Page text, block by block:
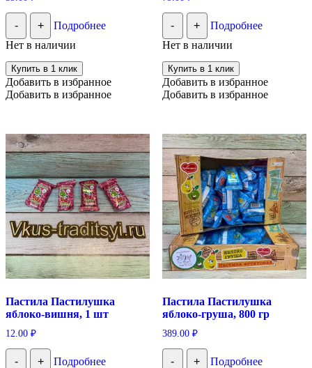
- +
Подробнее
Нет в наличии
Купить в 1 клик
Добавить в избранное
Добавить в избранное
- +
Подробнее
Нет в наличии
Купить в 1 клик
Добавить в избранное
Добавить в избранное
Пастила Пастилушка
яблоко-вишня, 1 шт
12.00 ₽
- +
Подробнее
Пастила Пастилушка
яблоко-груша, 800 гр
389.00 ₽
- +
Подробнее